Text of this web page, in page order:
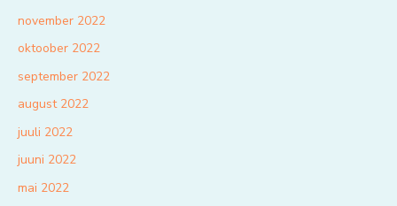
november 2022
oktoober 2022
september 2022
august 2022
juuli 2022
juuni 2022
mai 2022